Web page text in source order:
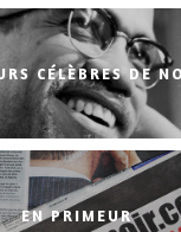
CÉLÈBRES DE
EN PRIMEUR